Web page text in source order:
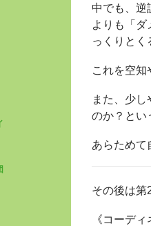
中でも、逆
よりも「ダ
っくりとく
これを空知
また、少
のか？とい
あらためて
その後は第
《コーディ